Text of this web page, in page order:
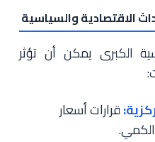
الاقتصادية والسياسية
الكبرى يمكن أن تؤثر
قرارات أسعار
الكمي.